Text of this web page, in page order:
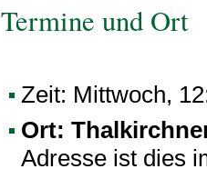
Termine und Ort
Zeit: Mittwoch,
Ort:
Adresse ist dies